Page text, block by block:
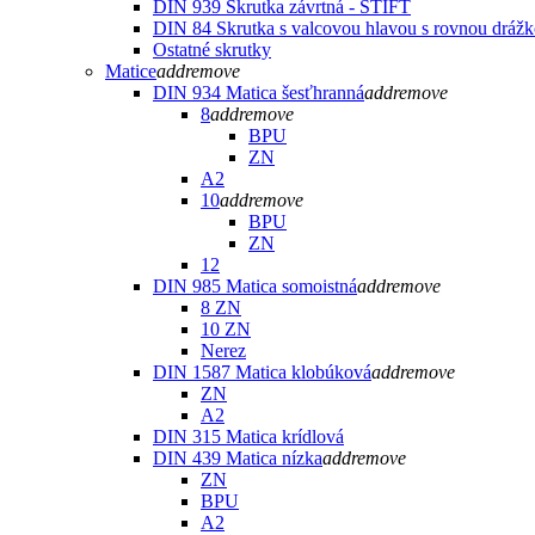
DIN 939 Skrutka závrtná - ŠTIFT
DIN 84 Skrutka s valcovou hlavou s rovnou
Ostatné skrutky
Maticeaddremove
DIN 934 Matica šesťhrannáaddremove
8addremove
BPU
ZN
A2
10addremove
BPU
ZN
12
DIN 985 Matica somoistnáaddremove
8 ZN
10 ZN
Nerez
DIN 1587 Matica klobúkováaddremove
ZN
A2
DIN 315 Matica krídlová
DIN 439 Matica nízkaaddremove
ZN
BPU
A2